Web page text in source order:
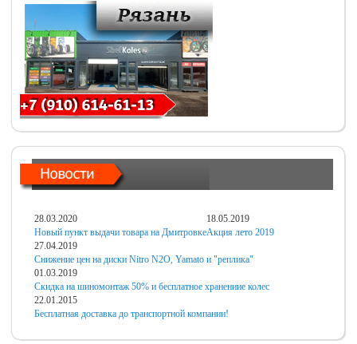
28.03.2020
Новый пункт выдачи товара на Дмитровке
18.05.2019
Акция лето 2019
27.04.2019
Снижение цен на диски Nitro N2O, Yamato и "реплика"
01.03.2019
Скидка на шиномонтаж 50% и бесплатное хранениие колес
22.01.2015
Бесплатная доставка до транспортной компании!